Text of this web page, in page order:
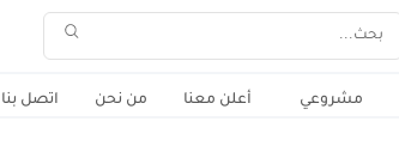
مشروعي أعلن معنا من نحن اتصل بنا